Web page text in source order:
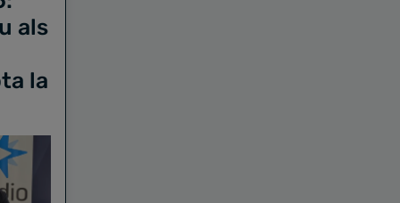
als
la